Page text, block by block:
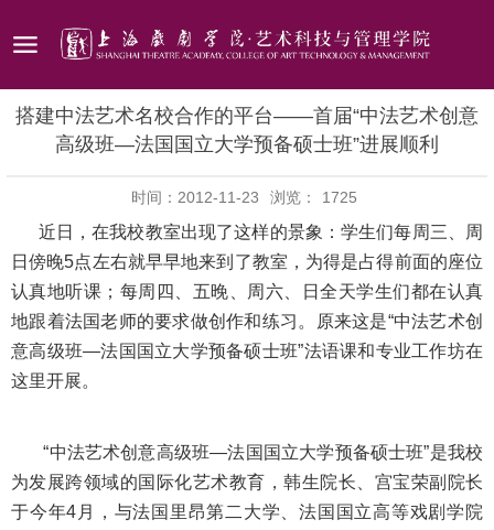
搭建中法艺术名校合作的平台——首届“中法艺术创意
高级班—法国国立大学预备硕士班”进展顺利
时间：2012-11-23 浏览： 1725
近日，在我校教室出现了这样的景象：学生们每周三、周
日傍晚5点左右就早早地来到了教室，为得是占得前面的座位
认真地听课；每周四、五晚、周六、日全天学生们都在认真
地跟着法国老师的要求做创作和练习。原来这是“中法艺术创
意高级班—法国国立大学预备硕士班”法语课和专业工作坊在
这里开展。
“中法艺术创意高级班—法国国立大学预备硕士班”是我校
为发展跨领域的国际化艺术教育，韩生院长、宫宝荣副院长
于今年4月，与法国里昂第二大学、法国国立高等戏剧学院